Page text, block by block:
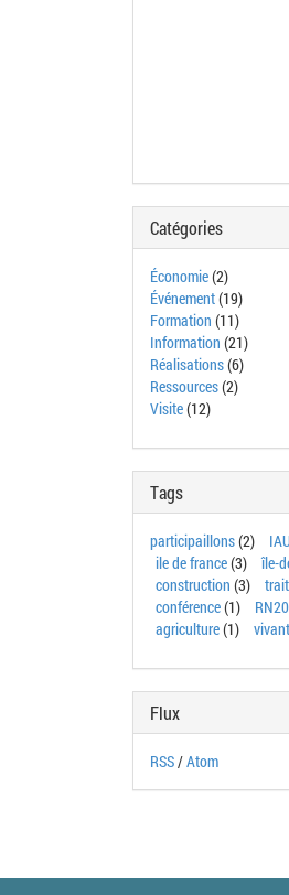
Catégories
Économie(2)
Événement(19)
Formation (11)
Information (21)
Réalisations(6)
Ressources(2)
Visite(12)
Tags
participaillons(2)
ile de france(3) île-
construction (3) trait
conférence(1)
agriculture(1) vivant
Flux
RSS/Atom